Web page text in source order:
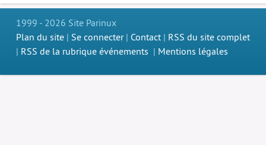
1999 - 2026 Site Parinux
Plan du site | Se connecter| Contact | RSS du site complet
| RSS de la rubrique événements | Mentions légales